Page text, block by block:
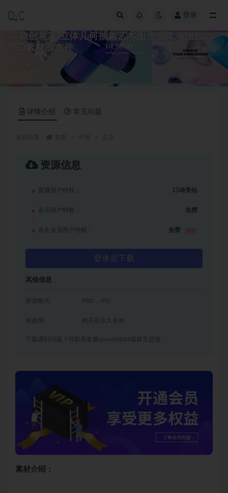
登录
20款创意3D立体几何抽象艺术图形视觉海报设计
PSD素材源文件
详情介绍 常见问题
资源信息
普通用户特权： 15琦美钻
会员用户特权： 免费
永久会员用户特权： 免费
登录后下载
其他信息
资源格式 PSD，JPG
有效期 购买后永久有效
下载遇到问题？可联系客服qmsck0824或留言反馈
素材介绍：